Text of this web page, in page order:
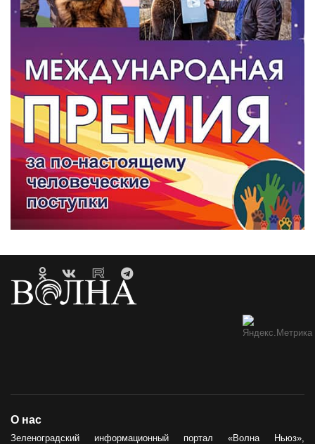
О нас
Зеленоградский информационный портал «Волна Ньюз»,